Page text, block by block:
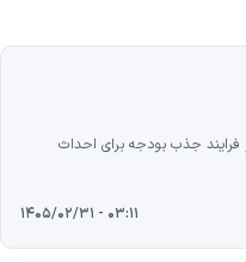
فرایند جذب بودجه برای احداث
۰۳:۱۱ - ۱۴۰۵/۰۲/۳۱